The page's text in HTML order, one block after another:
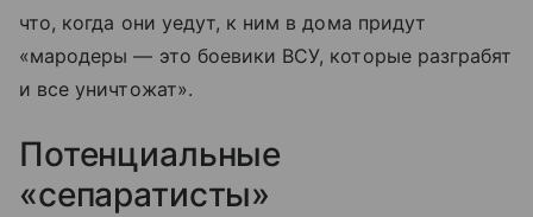
что, когда они уедут, к ним в дома придут
«мародеры — это боевики ВСУ, которые разграбят
и все уничтожат».
Потенциальные
«сепаратисты»